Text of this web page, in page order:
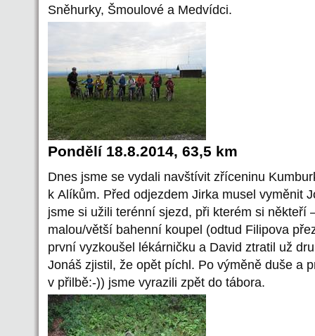
Sněhurky, Šmoulové a Medvídci.
Pondělí 18.8.2014, 63,5 km
Dnes jsme se vydali navštívit zříceninu
k Alíkům. Před odjezdem Jirka musel vyměnit
jsme si užili terénní sjezd, při kterém si někteří
malou/větší bahenní koupel (odtud Filipova
první vyzkoušel lékárničku a David ztratil už
Jonáš zjistil, že opět píchl. Po výměně duše a
v přilbě:-)) jsme vyrazili zpět do tábora.